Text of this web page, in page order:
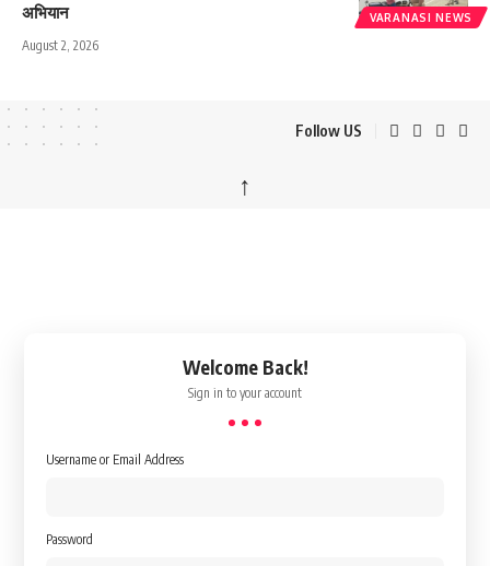
VARANASI NEWS
अभियान
August 2, 2026
Follow US
↑
Welcome Back!
Sign in to your account
Username or Email Address
Password